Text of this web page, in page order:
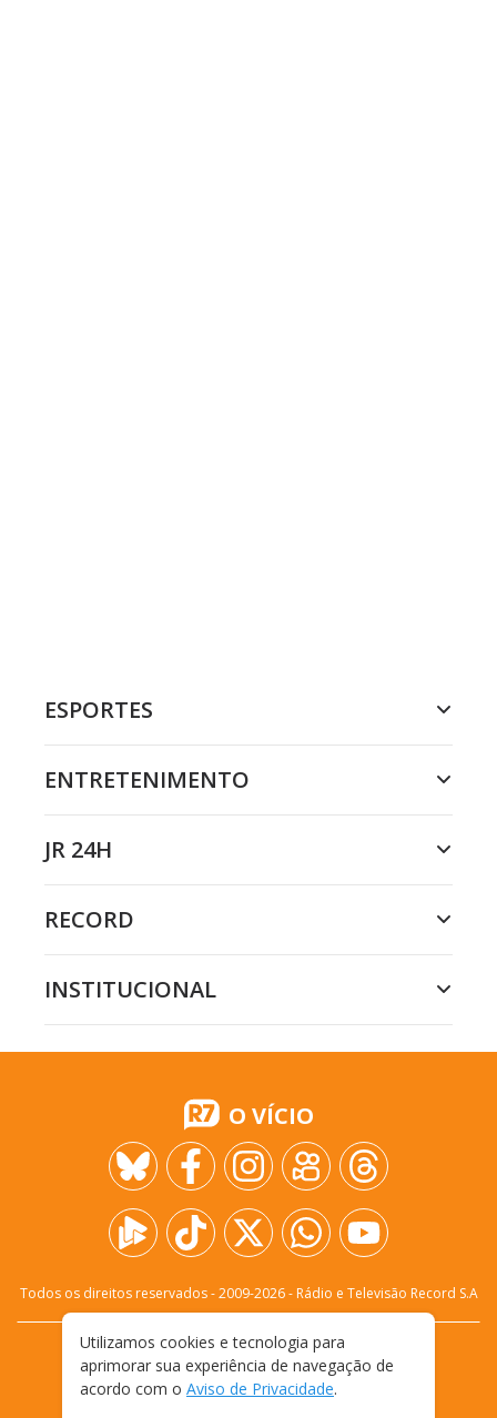
ESPORTES
ENTRETENIMENTO
JR 24H
RECORD
INSTITUCIONAL
O VÍCIO
Todos os direitos reservados - 2009-2026- Rádio e Televisão Record S.A
FALE CONOSCO
PRIVACIDADE
TERMOS E CONDIÇÕES DE USO
Utilizamos cookies e tecnologia para
aprimorar sua experiência de navegação de
acordo com o Aviso de Privacidade.